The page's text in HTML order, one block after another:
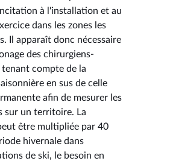
à l'installation et au
dans les zones les
Il apparaît donc nécessaire
des chirurgiens-
compte de la
en sus de celle
afin de mesurer les
sur un territoire. La
être multipliée par 40
hivernale dans
de ski, le besoin en